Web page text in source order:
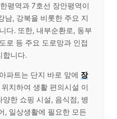
평역과 7호선 장안평역이
남, 강북을 비롯한 주요 지
다. 또한, 내부순환로, 동부
로 등 주요 도로망과 인접
합니다.
파트는 단지 바로 앞에 장
위치하여 생활 편의시설 이
한 쇼핑 시설, 음식점, 병
, 일상생활에 필요한 모든